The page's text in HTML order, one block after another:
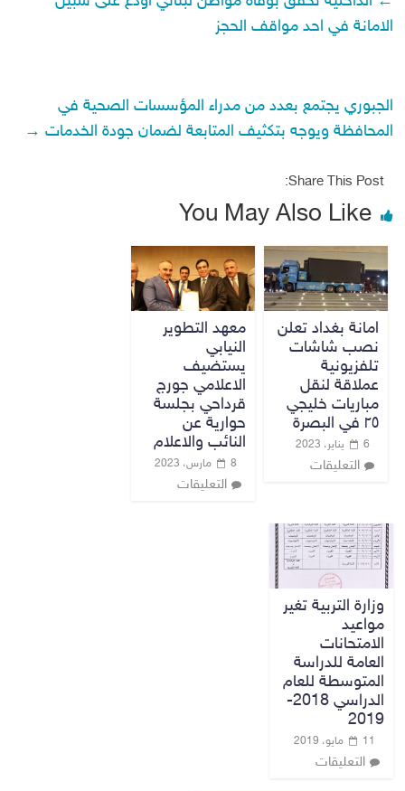
الامانة في احد مواقف الحجز
الجبوري يجتمع بعدد من مدراء المؤسسات الصحية في
المحافظة ويوجه بتكثيف المتابعة لضمان جودة الخدمات →
Share This Post:
You May Also Like
امانة بغداد تعلن
نصب شاشات
تلفزيونية
عملاقة لنقل
مباريات خليجي
٢٥ في البصرة
6 يناير، 2023
التعليقات
معهد التطوير
النيابي
يستضيف
الاعلامي جورج
قرداحي بجلسة
حوارية عن
النائب والاعلام
8 مارس، 2023
التعليقات
وزارة التربية تغير
مواعيد
الامتحانات
العامة للدراسة
المتوسطة للعام
الدراسي 2018-
2019
11 مايو، 2019
التعليقات